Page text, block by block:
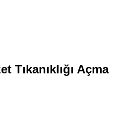
Tıkanıklığı Açma